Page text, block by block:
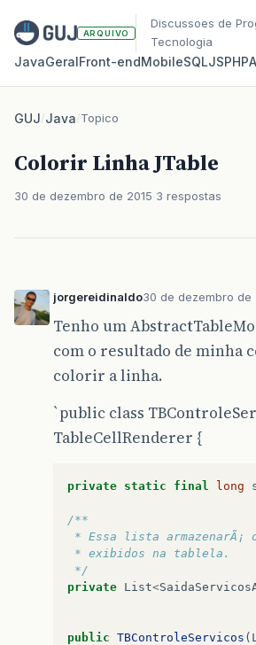
ARQUIVO
Discussoes de
Tecnologia
JavaGeralFront‑endMobileSQLJSPHP
GUJ/Java/Topico
Colorir Linha JTable
30 de dezembro de 2015 3 respostas
jorgereidinaldo30 de dezembro de
Tenho um
com o resultado de minha
colorir a linha.
`public class
TableCellRenderer {
private static final long
/**
* Essa lista
* exibidos na tablela.
*/
private List<
public TBControleServicos (